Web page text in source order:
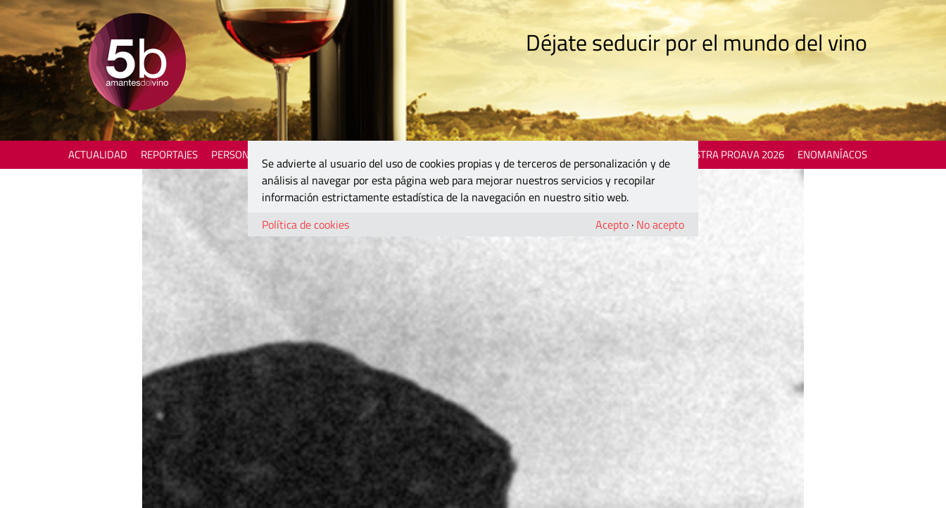
Déjate seducir por el mundo del vino
ACTUALIDAD REPORTAJES PERSONAJES MOSTRA PROAVA 2026 ENOMANÍACOS
Se advierte al usuario del uso de cookies propias y de terceros de personalización y de
análisis al navegar por esta página web para mejorar nuestros servicios y recopilar
información estrictamente estadística de la navegación en nuestro sitio web.
Política de cookies
Acepto · No acepto